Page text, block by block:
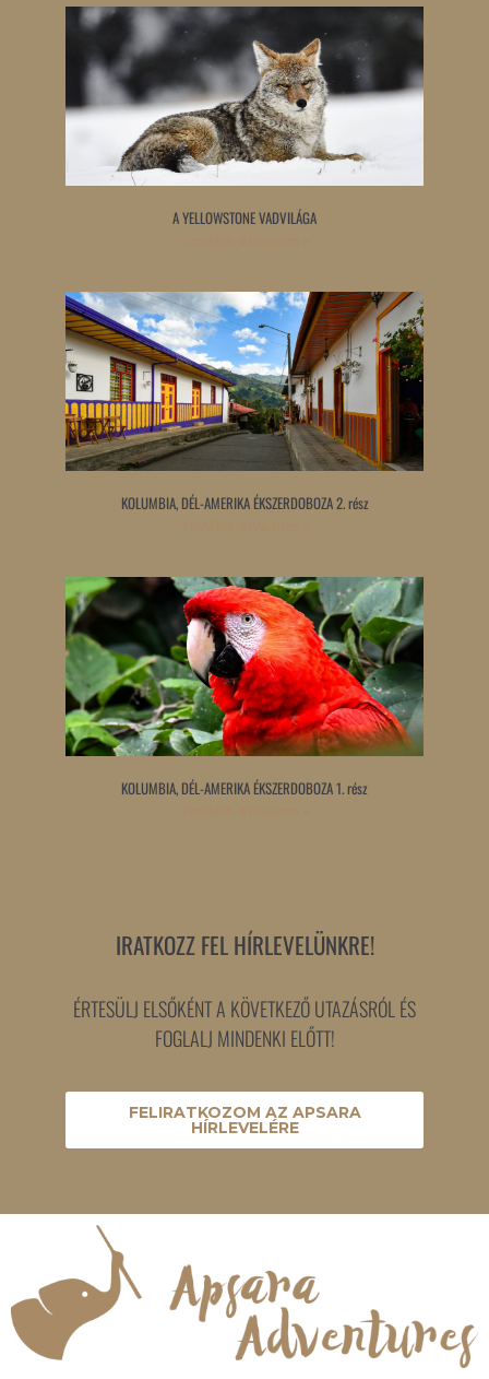
A YELLOWSTONE VADVILÁGA
KOLUMBIA, DÉL-AMERIKA ÉKSZERDOBOZA 2. rész
KOLUMBIA, DÉL-AMERIKA ÉKSZERDOBOZA 1. rész
IRATKOZZ FEL HÍRLEVELÜNKRE!
ÉRTESÜLJ ELSŐKÉNT A KÖVETKEZŐ UTAZÁSRÓL ÉS
FOGLALJ MINDENKI ELŐTT!
FELIRATKOZOM AZ APSARA
HÍRLEVELÉRE